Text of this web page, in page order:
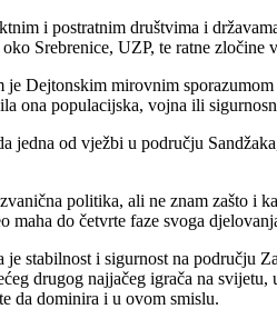
i postratnim društvima i
Srebrenice, UZP, te ratne
Dejtonskim mirovnim
ona populacijska, vojna ili
jedna od vježbi u području
politika, ali ne znam zašto
do četvrte faze svoga
stabilnost i sigurnost na području
drugog najjačeg igrača na
da dominira i u ovom smislu.